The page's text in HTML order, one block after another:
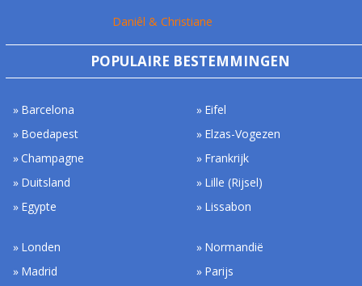
Daniêl & Christiane
POPULAIRE BESTEMMINGEN
Barcelona
Boedapest
Champagne
Duitsland
Egypte
Eifel
Elzas-Vogezen
Frankrijk
Lille (Rijsel)
Lissabon
Londen
Madrid
Normandië
Parijs